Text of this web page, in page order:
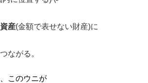
産(金額で表せない財産)に
ながる。
このウニが